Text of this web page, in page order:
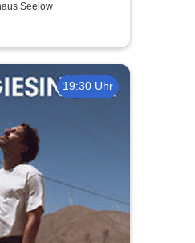
Seelow
19:30 Uhr